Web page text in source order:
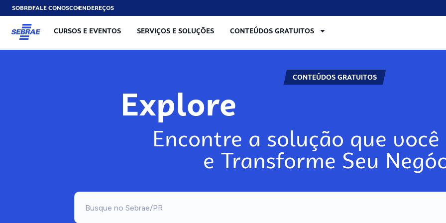
SOBREFALE CONOSCOENDEREÇOS
CURSOS E EVENTOS SERVIÇOS E SOLUÇÕES CONTEÚDOS GRATUITOS
CONTEÚDOS GRATUITOS
Explore
Encontre a solução que você
e Transforme Seu